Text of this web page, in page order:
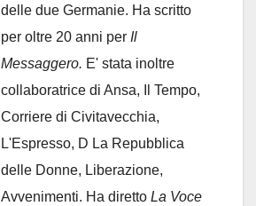
delle due Germanie. Ha scritto
per oltre 20 anni per Il
Messaggero. E' stata inoltre
collaboratrice di Ansa, Il Tempo,
Corriere di Civitavecchia,
L'Espresso, D La Repubblica
delle Donne, Liberazione,
Avvenimenti. Ha diretto La Voce